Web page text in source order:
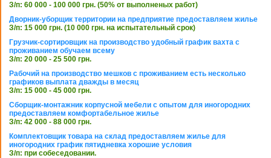
З/п: 60 000 - 100 000 грн. (50% от выполненых работ)
Дворник-уборщик территории на предприятие предоставляем жилье
З/п: 15 000 грн. (10 000 грн. на испытательный срок)
Грузчик-сортировщик на производство удобный график вахта с
проживанием обучаем всему
З/п: 20 000 - 25 500 грн.
Рабочий на производство мешков с проживанием есть несколько
графиков выплата дважды в месяц
З/п: 15 000 - 45 000 грн.
Сборщик-монтажник корпусной мебели с опытом для иногородних
предоставляем комфортабельное жилье
З/п: 42 000 - 88 000 грн.
Комплектовщик товара на склад предоставляем жилье для
иногородних график пятидневка хорошие условия
З/п: при собеседовании.